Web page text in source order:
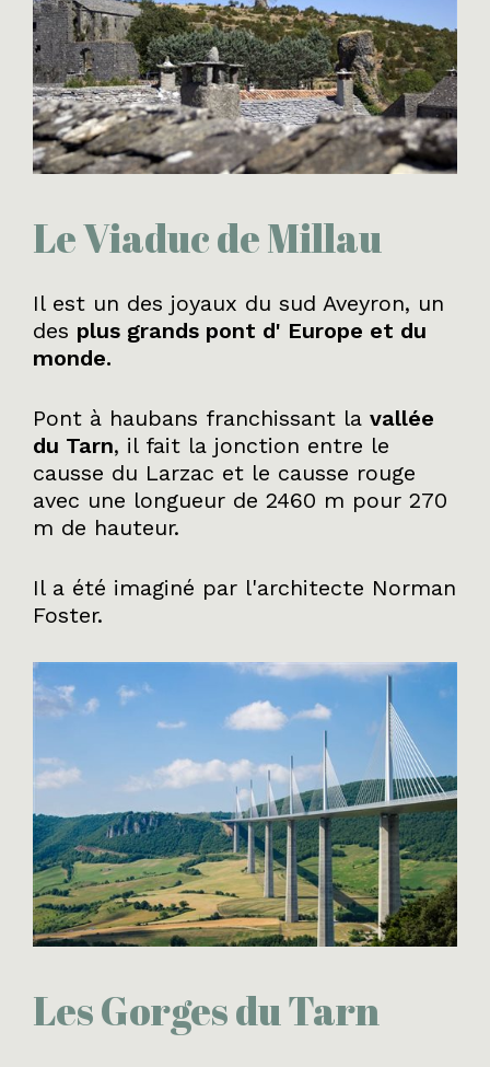
Le Viaduc de Millau
Il est un des joyaux du sud Aveyron, un
des plus grands pont d' Europe et du
monde.
Pont à haubans franchissant la vallée
du Tarn, il fait la jonction entre le
causse du Larzac et le causse rouge
avec une longueur de 2460 m pour 270
m de hauteur.
Il a été imaginé par l'architecte Norman
Foster.
Les Gorges du Tarn